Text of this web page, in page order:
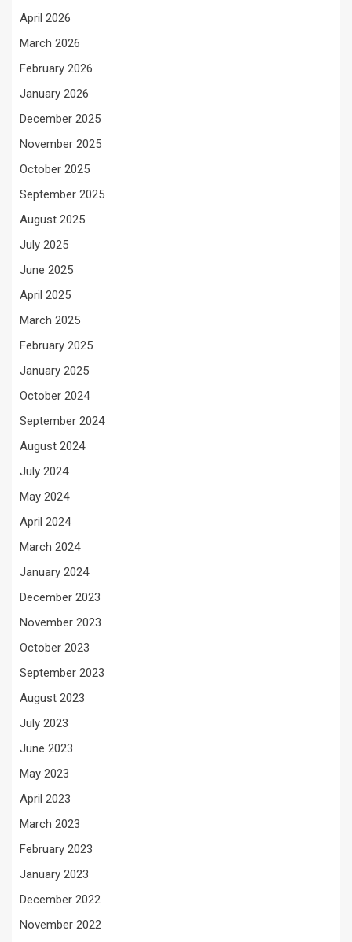
April 2026
March 2026
February 2026
January 2026
December 2025
November 2025
October 2025
September 2025
August 2025
July 2025
June 2025
April 2025
March 2025
February 2025
January 2025
October 2024
September 2024
August 2024
July 2024
May 2024
April 2024
March 2024
January 2024
December 2023
November 2023
October 2023
September 2023
August 2023
July 2023
June 2023
May 2023
April 2023
March 2023
February 2023
January 2023
December 2022
November 2022